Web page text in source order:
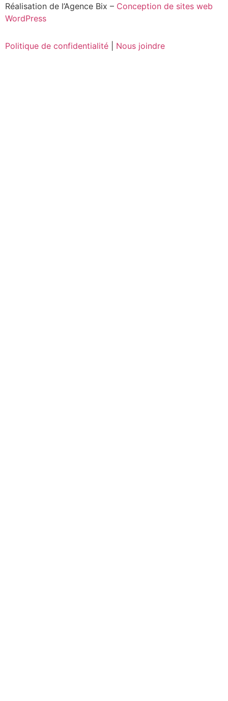
Réalisation de l’Agence Bix – Conception de sites web
WordPress
Politique de confidentialité Nous joindre